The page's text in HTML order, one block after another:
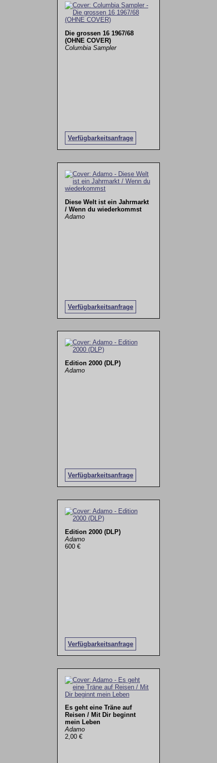
Die grossen 16 1967/68
(OHNE COVER)
Columbia Sampler
Verfügbarkeitsanfrage
Diese Welt ist ein Jahrmarkt
/ Wenn du wiederkommst
Adamo
Verfügbarkeitsanfrage
Edition 2000 (DLP)
Adamo
Verfügbarkeitsanfrage
Edition 2000 (DLP)
Adamo
600 €
Verfügbarkeitsanfrage
Es geht eine Träne auf
Reisen / Mit Dir beginnt
mein Leben
Adamo
2,00 €